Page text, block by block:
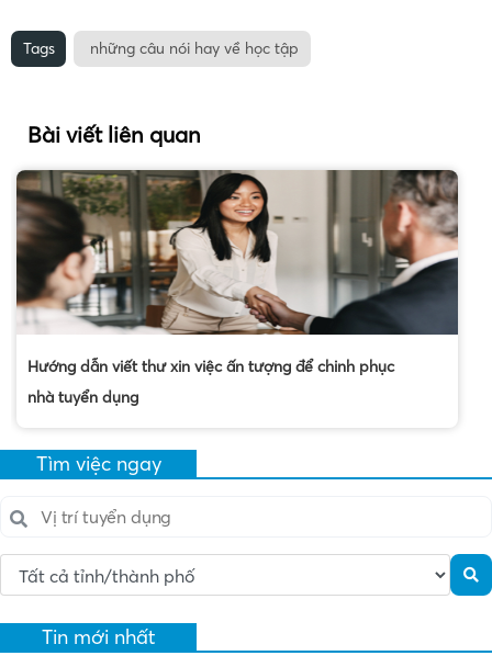
Tags những câu nói hay về học tập
Bài viết liên quan
Hướng dẫn viết thư xin việc ấn tượng để chinh phục
nhà tuyển dụng
Tìm việc ngay
Tin mới nhất